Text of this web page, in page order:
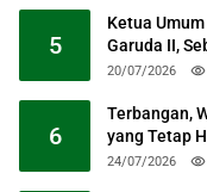
5
Ketua
Garuda II,
20/07/2026
6
Terbangan,
yang Tetap
24/07/2026